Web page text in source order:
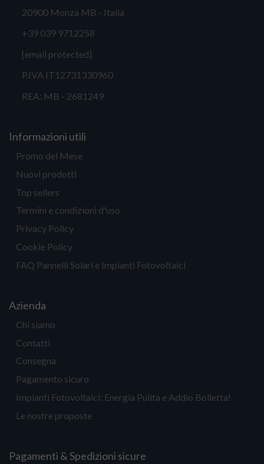
20900 Monza MB - Italia
+39 039 9712258
[email protected]
P.IVA IT12731330960
REA: MB - 2681249
Informazioni utili
Promo del Mese
Nuovi prodotti
Top sellers
Termini e condizioni d'uso
Privacy Policy
Cookie Policy
FAQ Pannelli Solari e Impianti Fotovoltaici
Azienda
Chi siamo
Contatti
Consegna
Pagamento sicuro
Impianti Fotovoltaici: Energia Pulita e Addio Bolletta!
Le nostre proposte
Pagamenti & Spedizioni sicure